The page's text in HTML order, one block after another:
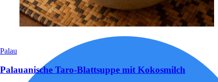
Palau
Palauanische Taro-Blattsuppe mit Kokosmilch